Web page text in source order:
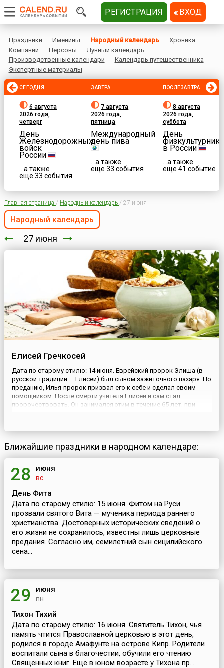
Праздники Именины Народный календарь
Хроника
Компании
Персоны
Лунный календарь
Производственные календари
Календарь путешественника
Экспертные материалы
СЕГОДНЯ
6 августа
2026 года,
четверг
День
Железнодорожных
войск
России
...а также
еще 33 события
ЗАВТРА
7 августа
2026 года,
пятница
Международный
день пива
...а также
еще 33 события
ПОСЛЕЗАВТРА
8 августа
2026 года,
суббота
День
физкультурника
в России
...а также
еще 41 событие
Главная страница / Народный календарь / 27 июня
Народный календарь
27 июня
Елисей Гречкосей
Дата по старому стилю: 14 июня. Еврейский пророк Элиша (в
русской традиции — Елисей) был сыном зажиточного пахаря. По
преданию, Илья-пророк призвал его к себе и сделал своим
помощником. После смерти учителя Елисей и сам стал
пророчествовать. Он занимался этим в течение 65 лет, при
стар...
Ближайшие праздники в народном календаре:
28 июня
вс
День Фита
Дата по старому стилю: 15 июня. Фитом на Руси
прозвали святого Вита — мученика периода раннего
христианства. Достоверных исторических сведений о
его жизни не сохранилось, известны лишь церковные
предания. Согласно им, семилетний сын сицилийского
сена...
29 июня
пн
Тихон Тихий
Дата по старому стилю: 16 июня. Святитель Тихон, чья
память чтится Православной церковью в этот день,
родился в городе Амафунте на острове Кипр. Родители
воспитали сына в благочестии, обучили его чтению
Священных книг. Еще в юном возрасте у Тихона пр...
РЕГИСТРАЦИЯ ВХОД